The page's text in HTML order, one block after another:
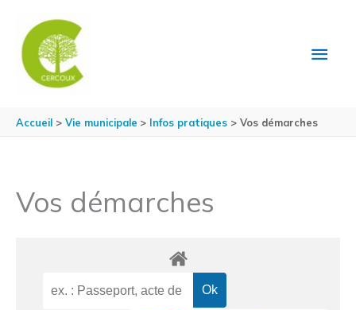
Accueil Vie municipale Infos pratiques Vos démarches
Vos démarches